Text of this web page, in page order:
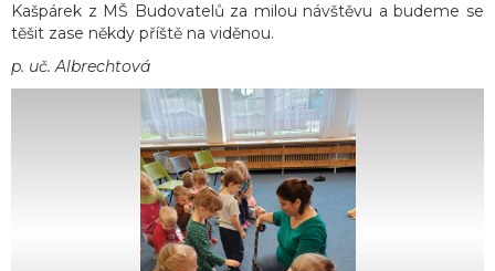
Kašpárek z MŠ Budovatelů za milou návštěvu a budeme se
těšit zase někdy příště na viděnou.
p. uč. Albrechtová